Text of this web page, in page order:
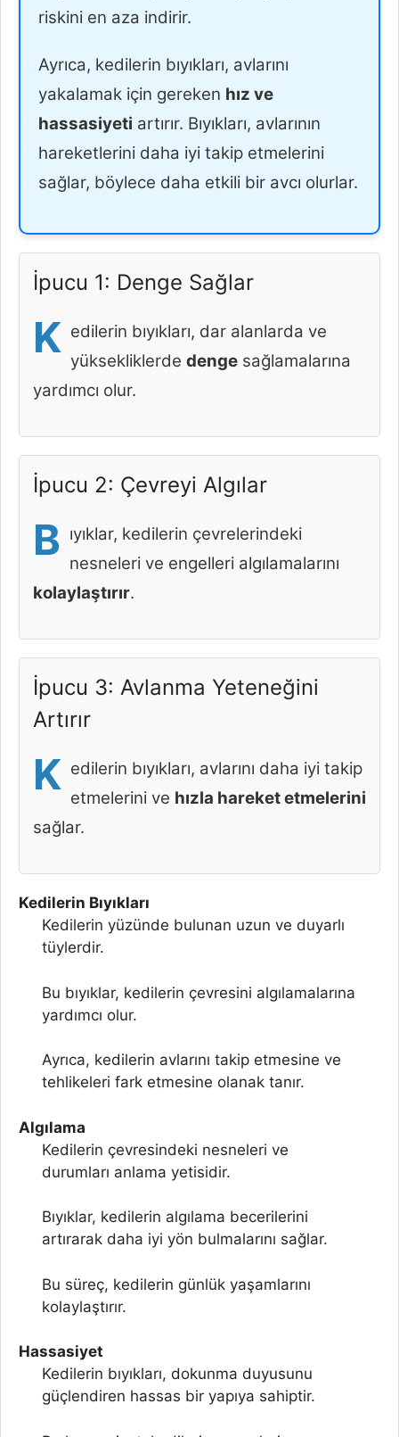
riskini en aza indirir.
Ayrıca, kedilerin bıyıkları, avlarını
yakalamak için gereken hız ve
hassasiyeti artırır. Bıyıkları, avlarının
hareketlerini daha iyi takip etmelerini
sağlar, böylece daha etkili bir avcı olurlar.
İpucu 1: Denge Sağlar
K edilerin bıyıkları, dar alanlarda ve
yüksekliklerde denge sağlamalarına
yardımcı olur.
İpucu 2: Çevreyi Algılar
B ıyıklar, kedilerin çevrelerindeki
nesneleri ve engelleri algılamalarını
kolaylaştırır.
İpucu 3: Avlanma Yeteneğini
Artırır
K edilerin bıyıkları, avlarını daha iyi takip
etmelerini ve hızla hareket etmelerini
sağlar.
Kedilerin Bıyıkları
Kedilerin yüzünde bulunan uzun ve duyarlı
tüylerdir.
Bu bıyıklar, kedilerin çevresini algılamalarına
yardımcı olur.
Ayrıca, kedilerin avlarını takip etmesine ve
tehlikeleri fark etmesine olanak tanır.
Algılama
Kedilerin çevresindeki nesneleri ve
durumları anlama yetisidir.
Bıyıklar, kedilerin algılama becerilerini
artırarak daha iyi yön bulmalarını sağlar.
Bu süreç, kedilerin günlük yaşamlarını
kolaylaştırır.
Hassasiyet
Kedilerin bıyıkları, dokunma duyusunu
güçlendiren hassas bir yapıya sahiptir.